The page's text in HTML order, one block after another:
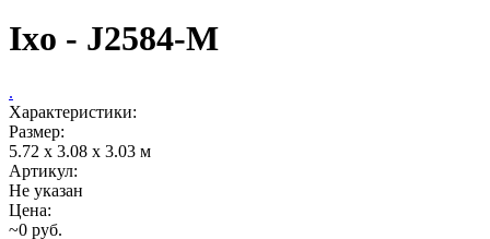
Ixo - J2584-M
.
Характеристики:
Размер:
5.72 x 3.08 x 3.03 м
Артикул:
Не указан
Цена:
~0 руб.